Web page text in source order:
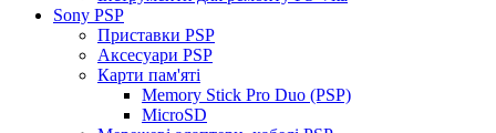
Sony PSP
Приставки PSP
Аксесуари PSP
Карти пам'яті
Memory Stick Pro Duo (PSP)
MicroSD